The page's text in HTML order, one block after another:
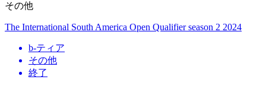
その他
The International South America Open Qualifier season 2 2024
b-ティア
その他
終了